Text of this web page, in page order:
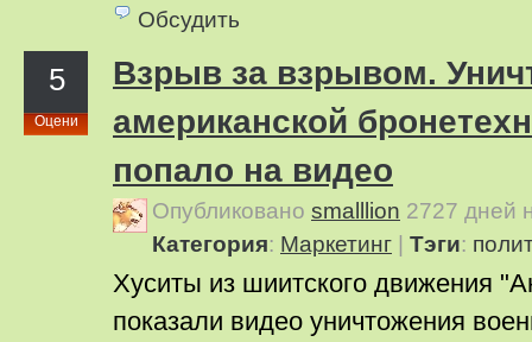
Обсудить
5
Оцени
Взрыв за взрывом.
американской
попало на видео
Опубликовано smalllion 2727 дней
Категория: Маркетинг Тэги:
Хуситы из шиитского движения
показали видео уничтожения